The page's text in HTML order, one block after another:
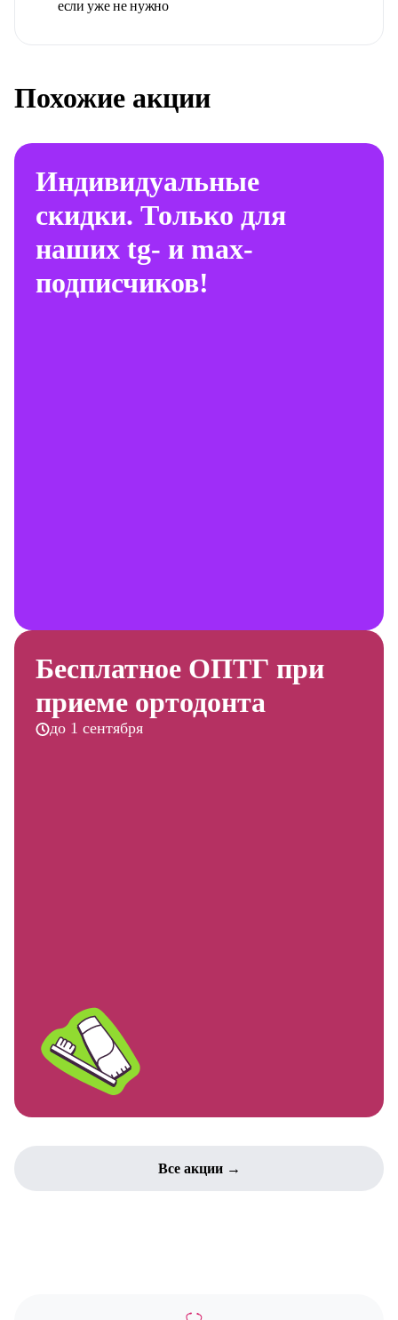
если уже не нужно
Похожие акции
Индивидуальные
скидки. Только для
наших tg- и max-
подписчиков!
Бесплатное ОПТГ при
приеме ортодонта
до 1 сентября
Все акции →